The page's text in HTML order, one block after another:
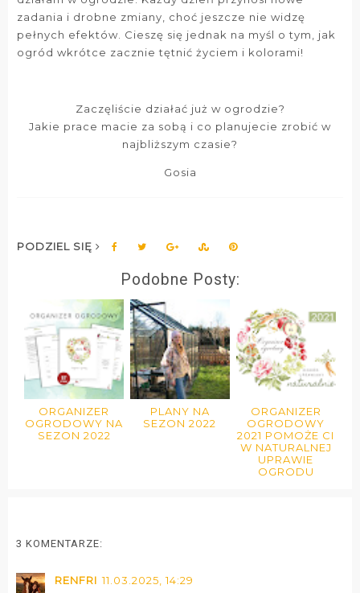
zadania i drobne zmiany, choć jeszcze nie widzę
pełnych efektów. Cieszę się jednak na myśl o tym, jak
ogród wkrótce zacznie tętnić życiem i kolorami!
Zaczęliście działać już w ogrodzie?
Jakie prace macie za sobą i co planujecie zrobić w
najbliższym czasie?
Gosia
PODZIEL SIĘ
Podobne Posty:
ORGANIZER
OGRODOWY NA
SEZON 2022
PLANY NA
SEZON 2022
ORGANIZER
OGRODOWY
2021 POMOŻE CI
W NATURALNEJ
UPRAWIE
OGRODU
3 KOMENTARZE:
RENFRI 11.03.2025, 14:29